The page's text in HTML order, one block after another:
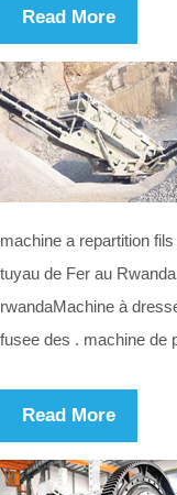
Read More
machine a repartition
tuyau de Fer au
rwandaMachine à
fusee des . machine de
Read More